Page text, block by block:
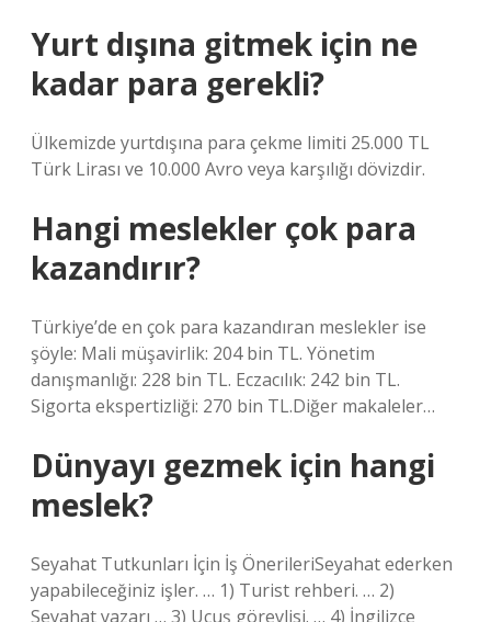
Yurt dışına gitmek için ne
kadar para gerekli?
Ülkemizde yurtdışına para çekme limiti 25.000 TL
Türk Lirası ve 10.000 Avro veya karşılığı dövizdir.
Hangi meslekler çok para
kazandırır?
Türkiye’de en çok para kazandıran meslekler ise
şöyle: Mali müşavirlik: 204 bin TL. Yönetim
danışmanlığı: 228 bin TL. Eczacılık: 242 bin TL.
Sigorta ekspertizliği: 270 bin TL.Diğer makaleler…
Dünyayı gezmek için hangi
meslek?
Seyahat Tutkunları İçin İş ÖnerileriSeyahat ederken
yapabileceğiniz işler. … 1) Turist rehberi. … 2)
Seyahat yazarı … 3) Uçuş görevlisi. … 4) İngilizce